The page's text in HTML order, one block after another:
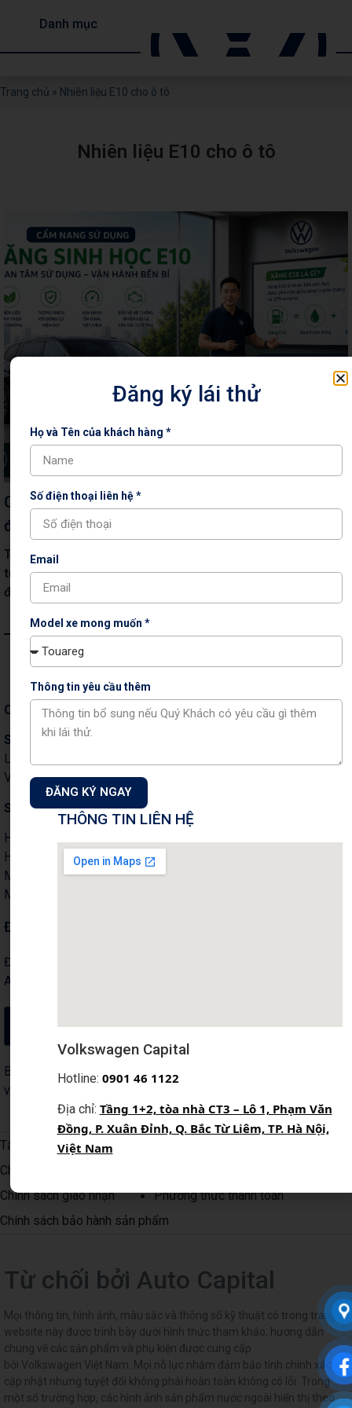
Danh mục
Trang chủ » Nhiên liệu E10 cho ô tô
Nhiên liệu E10 cho ô tô
Cẩm nang sử dụng xăng sinh học E10: Những
điều chủ xe cần biết
Tìm hiểu cẩm nang sử dụng xăng sinh học E10, khả năng
tương thích của xe Volkswagen và những lưu ý giúp bảo vệ
động cơ, duy trì hiệu suất vận hành lâu dài.
Công ty Cổ phần Auto Capital
Showroom & Xưởng dịch vụ:
Lô 1, Phạm Văn Đồng, Phường Xuân Đỉnh, TP Hà Nội,
Việt Nam.
Showroom 1S:18 Phạm Hùng, P. Từ Liêm,Tp. Hà Nội
Hotline Kinh doanh:
Hotline Dịch vụ:0901 07 1122
Mail: info@volkswagencapital.vn
MST: 0110404220
ĐĂNG KÝ NHẬN THÔNG TIN
Đăng ký nhận thông tin chương trình khuyến mãi, dịch vụ từ
Auto Capital
Đăng ký
Bằng cách đăng ký, Quý khách xác nhận đã đọc, hiểu và đồng ý
với Chính sách quyền riêng tư của Auto Capital
Tất cả chính sách
Chính sách bảo mật thông tin người dùng
Chính sách giao nhận
Phương thức thanh toán
Chính sách bảo hành sản phẩm
Từ chối bởi Auto Capital
Mọi thông tin, hình ảnh, màu sắc và thông số kỹ thuật có trong trang
website này được trình bày dưới hình thức tham khảo, hướng dẫn
chung về các sản phẩm và phụ kiện được cung cấp
bởi Volkswagen Việt Nam. Mọi nỗ lực nhằm đảm bảo tính chính xác và
cập nhật nhưng tuyệt đối không phải hoàn toàn không có lỗi. Trong
một số trường hợp, các hình ảnh sản phẩm nước ngoài hiển thị theo
Đăng ký lái thử
Họ và Tên của khách hàng *
Số điện thoại liên hệ *
Email
Model xe mong muốn *
Thông tin yêu cầu thêm
ĐĂNG KÝ NGAY
THÔNG TIN LIÊN HỆ
Volkswagen Capital
Hotline: 0901 46 1122
Địa chỉ: Tầng 1+2, tòa nhà CT3 – Lô 1, Phạm Văn
Đồng, P. Xuân Đỉnh, Q. Bắc Từ Liêm, TP. Hà Nội,
Việt Nam